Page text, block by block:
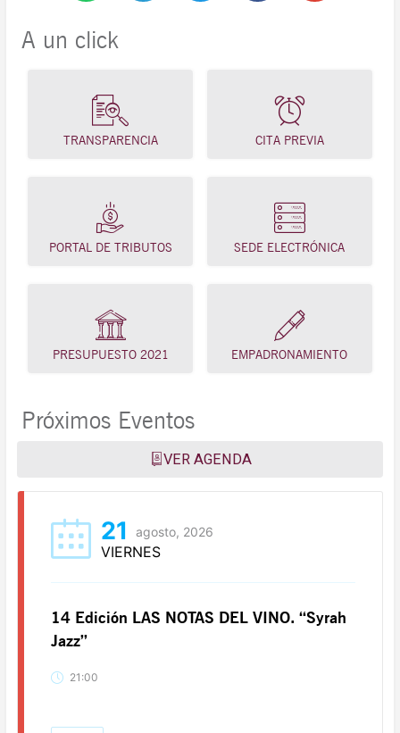
A un click
TRANSPARENCIA CITA PREVIA
PORTAL DE TRIBUTOS SEDE ELECTRÓNICA
PRESUPUESTO 2021 EMPADRONAMIENTO
Próximos Eventos
VER AGENDA
21 agosto, 2026
VIERNES
14 Edición LAS NOTAS DEL VINO. “Syrah
Jazz”
21:00